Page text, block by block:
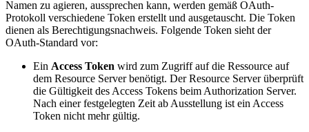
Namen zu agieren, aussprechen kann, werden gemäß OAuth-
Protokoll verschiedene Token erstellt und ausgetauscht. Die Token
dienen als Berechtigungsnachweis. Folgende Token sieht der
OAuth-Standard vor:
Ein Access Token wird zum Zugriff auf die Ressource auf
dem Resource Server benötigt. Der Resource Server überprüft
die Gültigkeit des Access Tokens beim Authorization Server.
Nach einer festgelegten Zeit ab Ausstellung ist ein Access
Token nicht mehr gültig.